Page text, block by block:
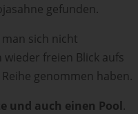
gefunden.
sich nicht
freien Blick aufs
genommen haben.
und auch einen Pool.